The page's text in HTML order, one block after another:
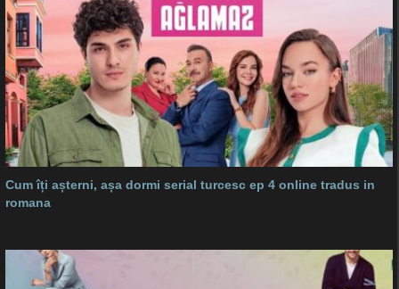
Cum îți așterni, așa dormi serial turcesc ep 4 online tradus in
romana